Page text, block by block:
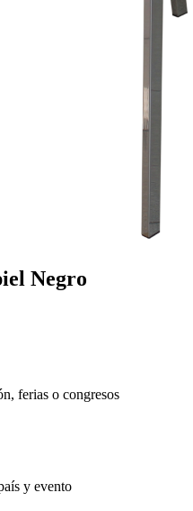
Negro
ferias o congresos
y evento